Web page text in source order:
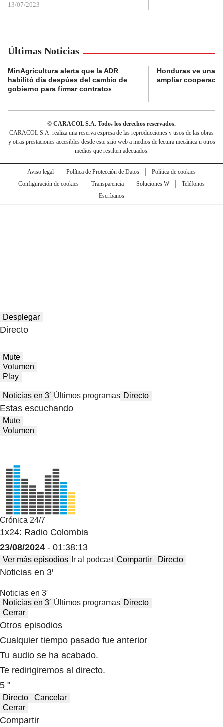
13/07/2023
Últimas Noticias
MinAgricultura alerta que la ADR
habilitó día despúes del cambio de
gobierno para firmar contratos
Honduras ve una
ampliar
© CARACOL S.A. Todos los derechos reservados.
CARACOL S.A. realiza una reserva expresa de las reproducciones y usos de las obras
y otras prestaciones accesibles desde este sitio web a medios de lectura mecánica u otros
medios que resulten adecuados.
Aviso legal Política de Protección de Datos
Política de cookies
Configuración de cookies
Transparencia Soluciones W
Teléfonos
Escríbanos
Desplegar
Directo
Mute
Volumen
Play
Noticias en 3′ Últimos programas Directo
Estas escuchando
Mute
Volumen
Crónica 24/7
1x24: Radio Colombia
23/08/2024 - 01:38:13
Ver más episodios Ir al podcast Compartir Directo
Noticias en 3′
Noticias en 3′
Noticias en 3′ Últimos programas Directo
Cerrar
Otros episodios
Cualquier tiempo pasado fue anterior
Tu audio se ha acabado.
Te redirigiremos al directo.
5 "
Directo
Cancelar
Cerrar
Compartir